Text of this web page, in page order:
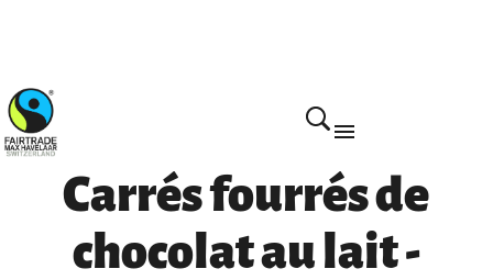
Home
Carrés fourrés de
chocolat au lait -